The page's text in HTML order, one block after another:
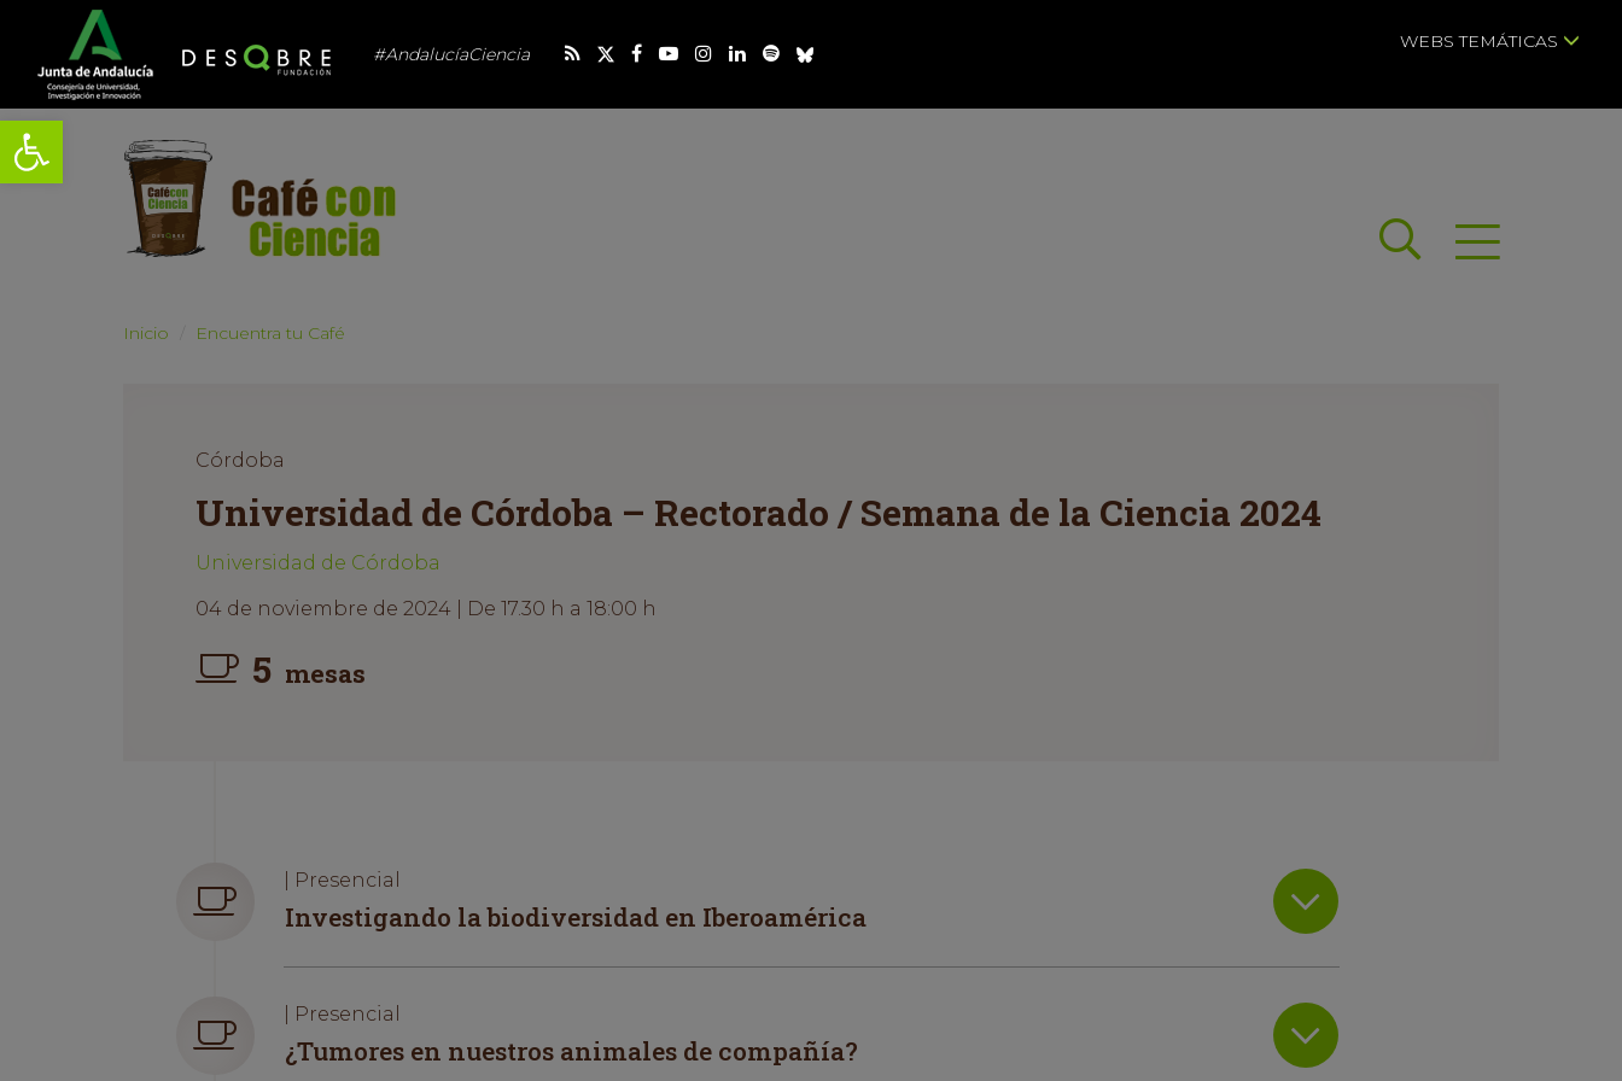
Abrir barra de herramientas
#AndalucíaCiencia
WEBS TEMÁTICAS
BuscarAbrir menú
Inicio Encuentra tu Café
Córdoba
Universidad de Córdoba – Rectorado / Semana de la Ciencia 2024
Universidad de Córdoba
04 de noviembre de 2024 | De 17.30 h a 18:00 h
5 mesas
| Presencial
Investigando la biodiversidad en Iberoamérica
| Presencial
¿Tumores en nuestros animales de compañía?